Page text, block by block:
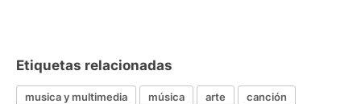
Etiquetas relacionadas
musica y multimedia música arte
canción